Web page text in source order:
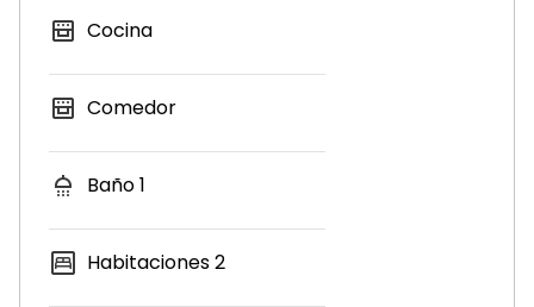
Cocina
Comedor
Baño1
Habitaciones2